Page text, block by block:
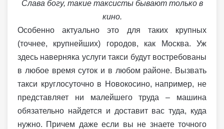
Слава богу, такие таксисты бывают только в
кино.
Особенно актуально это для таких крупных
(точнее, крупнейших) городов, как Москва. Уж
здесь наверняка услуги такси будут востребованы
в любое время суток и в любом районе. Вызвать
такси круглосуточно в Новокосино, например, не
представляет ни малейшего труда – машина
обязательно найдется и доставит вас туда, куда
нужно. Причем даже если вы не знаете точного